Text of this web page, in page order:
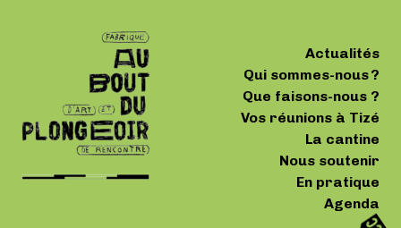
Actualités
Qui sommes-nous ?
Que faisons-nous ?
Vos réunions à Tizé
La cantine
Nous soutenir
En pratique
Agenda